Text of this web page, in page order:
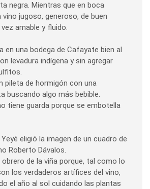
negra. Mientras que en boca
jugoso, generoso, de buen
amable y fluido.
en una bodega de Cafayate bien al
levadura indígena y sin agregar
pileta de hormigón con una
buscando algo más bebible.
tiene guarda porque se embotella
eligió la imagen de un cuadro de
Roberto Dávalos.
de la viña porque, tal como lo
los verdaderos artífices del vino,
el año al sol cuidando las plantas